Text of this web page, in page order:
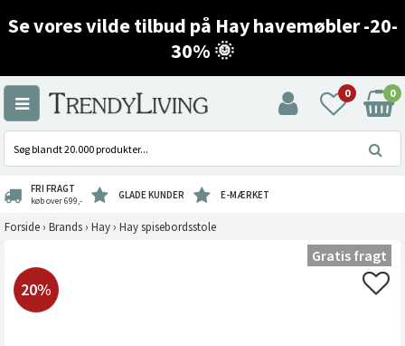
Se vores vilde tilbud på Hay havemøbler -20-
30% 🌞
0 0
FRI FRAGT
køb over 699,- GLADE KUNDER E-MÆRKET
Forside › Brands › Hay › Hay spisebordsstole
20%
Gratis fragt